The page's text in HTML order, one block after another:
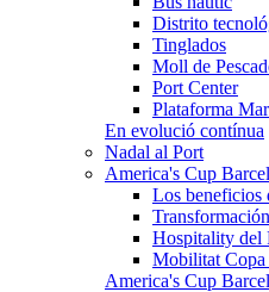
Distrito
Tinglados
Moll de
Port Center
Plataforma
En evolució contínua
Nadal al Port
America's Cup
Los beneficios
Hospitality del
Mobilitat Copa
America's Cup